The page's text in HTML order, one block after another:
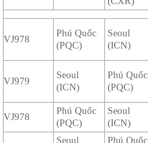
VJ978
Phú Quốc
(PQC)
Seoul
(ICN)
VJ979
Seoul
(ICN)
Phú Quốc
(PQC)
VJ978
Phú Quốc
(PQC)
Seoul
(ICN)
Seoul Phú Quốc